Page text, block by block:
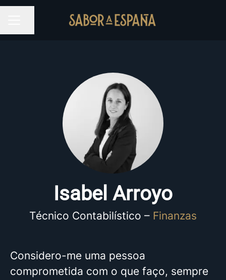
MENU DE CARREIRAS
Partilhar página
Isabel Arroyo
Técnico Contabilístico – Finanzas
Considero-me uma pessoa
comprometida com o que faço, sempre